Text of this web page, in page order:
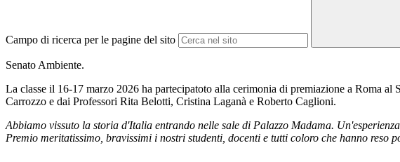
Campo di ricerca per le pagine del sito
Senato Ambiente.
La classe il 16-17 marzo 2026 ha partecipatoto alla cerimonia di premiazione a Roma
Carrozzo e dai Professori Rita Belotti, Cristina Laganà e Roberto Caglioni.
Abbiamo vissuto la storia d'Italia entrando nelle sale di Palazzo Madama.
Premio meritatissimo, bravissimi i nostri studenti, docenti e tutti coloro che hanno reso